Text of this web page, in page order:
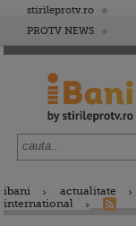
stirileprotv.ro
PROTV NEWS
ibani
actualitate
international